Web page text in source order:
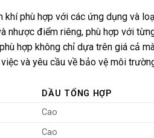
phù hợp với các ứng dụng và
nhược điểm riêng, phù hợp với
hợp không chỉ dựa trên giá cả
và yêu cầu về bảo vệ môi
DẦU TỔNG HỢP
Cao
Cao